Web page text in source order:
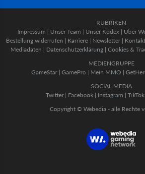
RUBRIKEN
Impressum | Unser Team | Unser Kodex | Über
Bestellung widerrufen | Karriere | Newsletter | Kontakt
Mediadaten | Datenschutzerklärung | Cookies &
MEDIENGRUPPE
GameStar| GamePro | Mein MMO |
SOCIAL MEDIA
Twitter | Facebook | Instagram | TikTok
Copyright © Webedia - alle Rechte